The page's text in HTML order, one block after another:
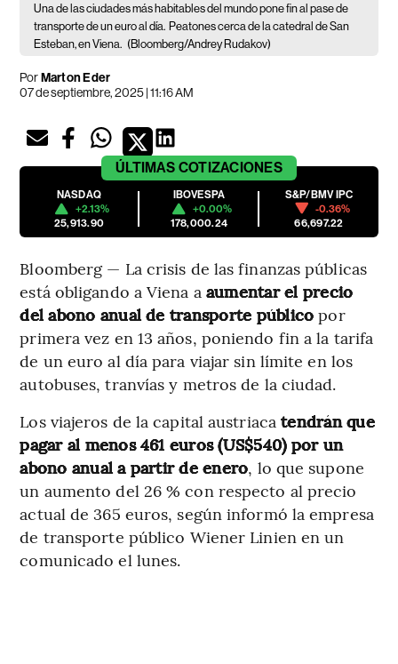
Una de las ciudades más habitables del mundo pone fin al pase de
transporte de un euro al día. Peatones cerca de la catedral de San
Esteban, en Viena. (Bloomberg/Andrey Rudakov)
PorMarton Eder
07 de septiembre, 2025 | 11:16 AM
ÚLTIMAS COTIZACIONES
NASDAQ
+2.13%
25,913.90
IBOVESPA
+0.00%
178,000.24
S&P/BMV IPC
-0.36%
66,697.22
Bloomberg — La crisis de las finanzas públicas
está obligando a Viena a aumentar el precio
del abono anual de transporte público por
primera vez en 13 años, poniendo fin a la tarifa
de un euro al día para viajar sin límite en los
autobuses, tranvías y metros de la ciudad.
Los viajeros de la capital austriaca tendrán que
pagar al menos 461 euros (US$540) por un
abono anual a partir de enero, lo que supone
un aumento del 26 % con respecto al precio
actual de 365 euros, según informó la empresa
de transporte público Wiener Linien en un
comunicado el lunes.